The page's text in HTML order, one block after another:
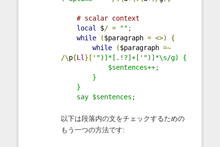
# scalar context
local
$/ = "" ;
while
($paragraph = <>)
{
while
($paragraph =~
/\p{Ll }[ '")]*[.!?]+['")]*\s/g) {
$sentences++;
}
}
say $sentences;
以下は段落内の文をチェックするための
もう一つの方法です: